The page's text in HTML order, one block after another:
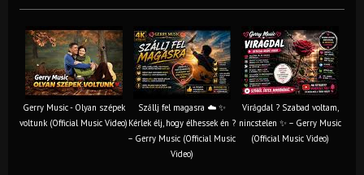
Gerry Music - Olyan szépek
voltunk (Official Music Video)
Szállj fel magasra ☁️ ✨
Kérlek élj, hogy élhessek én ?
– Gerry Music (Official Music
Video)
Virágdal ? Szabad voltam,
nincstelen ✨ – Gerry Music
(Official Music Video)